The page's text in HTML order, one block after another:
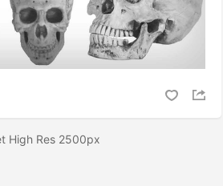
High Res 2500px